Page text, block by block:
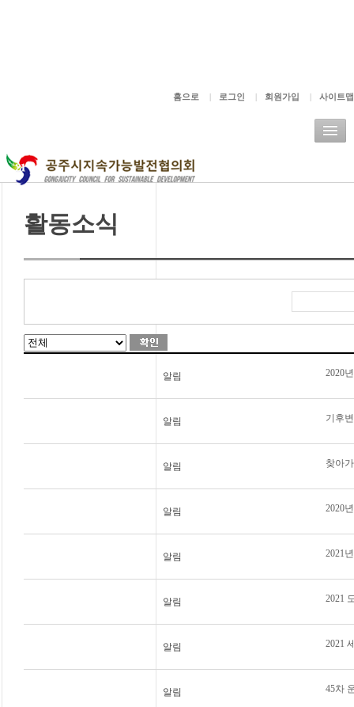
홈으로 | 로그인 | 회원가입 | 사이트맵
활동소식
알림 2020
알림 기후
알림 찾아
알림 2020
알림 2021
알림 2021
알림 2021
알림 45차